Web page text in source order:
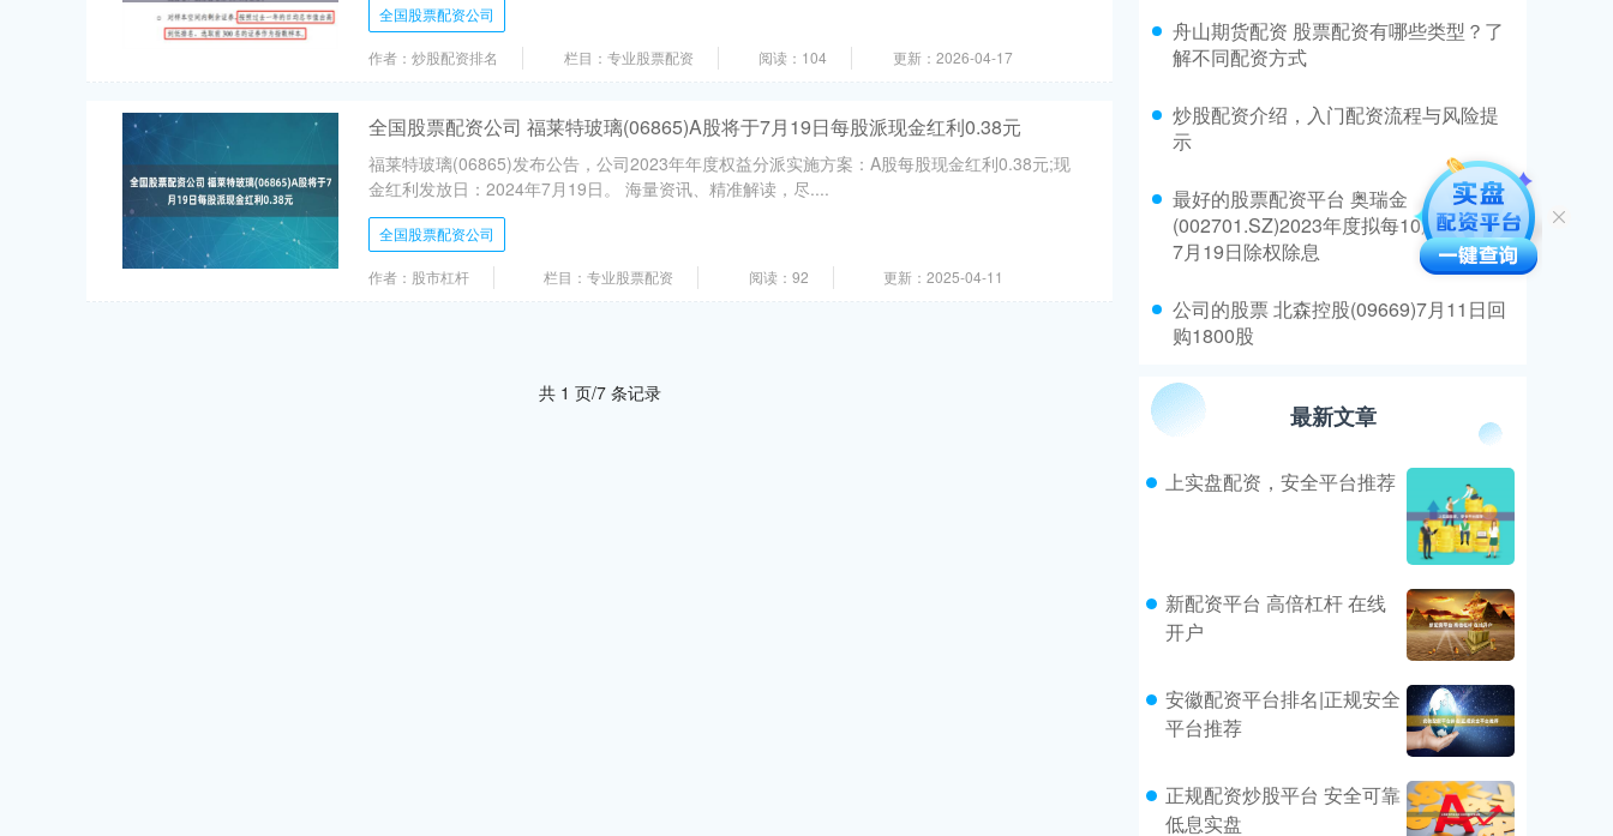
全国股票配资公司
作者：炒股配资排名 栏目：专业股票配资 阅读：104 更新：2026-04-17
全国股票配资公司 福莱特玻璃(06865)A股将于7月19日每股派现金红利0.38元
福莱特玻璃(06865)发布公告，公司2023年年度权益分派实施方案：A股每股现金红利0.38元;现
金红利发放日：2024年7月19日。 海量资讯、精准解读，尽....
全国股票配资公司
作者：股市杠杆 栏目：专业股票配资 阅读：92 更新：2025-04-11
共 1 页/7 条记录
​舟山期货配资 股票配资有哪些类型？了
解不同配资方式
​炒股配资介绍，入门配资流程与风险提
示
​最好的股票配资平台 奥瑞金
(002701.SZ)2023年度拟每10股派1.2元
7月19日除权除息
​公司的股票 北森控股(09669)7月11日回
购1800股
最新文章
上实盘配资，安全平台推荐
新配资平台 高倍杠杆 在线
开户
安徽配资平台排名|正规安全
平台推荐
正规配资炒股平台 安全可靠
低息实盘